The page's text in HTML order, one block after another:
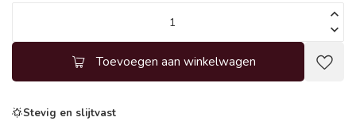
Toevoegen aan winkelwagen
Stevig en slijtvast